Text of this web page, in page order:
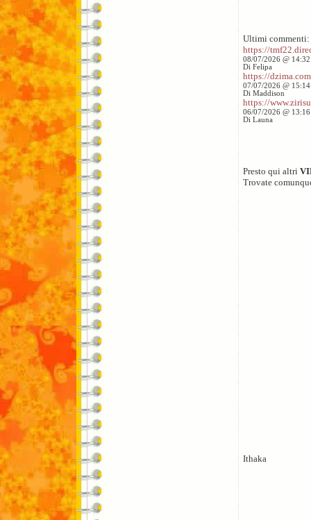
Ultimi commenti:
https://
08/07/2026 @
Di Felipa
https://
07/07/2026 @
Di Maddison
https://
06/07/2026 @
Di Launa
Presto qui altri
Trovate
Ithaka